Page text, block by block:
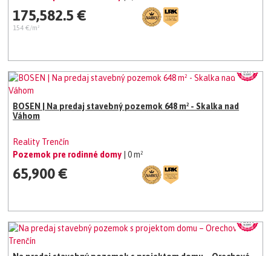
175,582.5 €
154 €/m²
BOSEN | Na predaj stavebný pozemok 648 m² - Skalka nad
Váhom
Reality Trenčín
Pozemok pre rodinné domy
| 0 m²
65,900 €